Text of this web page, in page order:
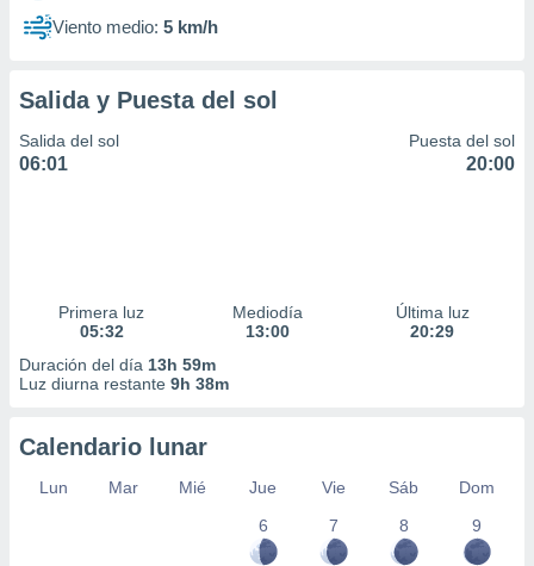
Viento medio: 5 km/h
Salida y Puesta del sol
Salida del sol
06:01
Puesta del sol
20:00
Primera luz
05:32
Mediodía
13:00
Última luz
20:29
Duración del día 13h 59m
Luz diurna restante 9h 38m
Calendario lunar
Lun Mar Mié Jue Vie Sáb
Dom
6
7 8 9